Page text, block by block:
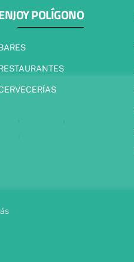
POLÍGONO